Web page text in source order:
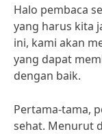
Halo pembaca
yang harus kita
ini, kami akan
yang dapat
dengan baik.
Pertama-tama,
sehat. Menurut